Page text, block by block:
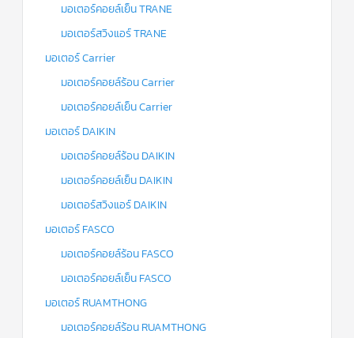
มอเตอร์คอยล์เย็น TRANE
มอเตอร์สวิงแอร์ TRANE
มอเตอร์ Carrier
มอเตอร์คอยล์ร้อน Carrier
มอเตอร์คอยล์เย็น Carrier
มอเตอร์ DAIKIN
มอเตอร์คอยล์ร้อน DAIKIN
มอเตอร์คอยล์เย็น DAIKIN
มอเตอร์สวิงแอร์ DAIKIN
มอเตอร์ FASCO
มอเตอร์คอยล์ร้อน FASCO
มอเตอร์คอยล์เย็น FASCO
มอเตอร์ RUAMTHONG
มอเตอร์คอยล์ร้อน RUAMTHONG